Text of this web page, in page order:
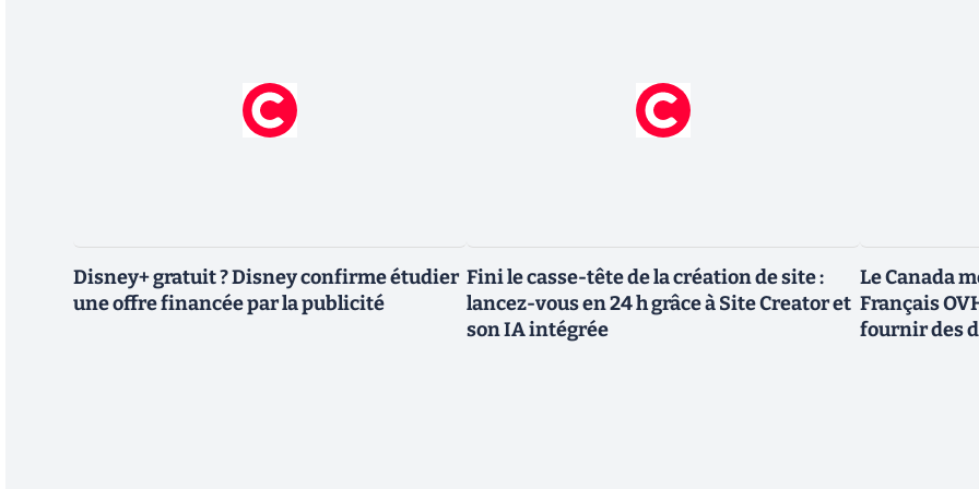
Disney+ gratuit ? Disney confirme étudier
une offre financée par la publicité
Fini le casse-tête de la création de site :
lancez-vous en 24 h grâce à Site Creator et
son IA intégrée
Le Canada
Français
fournir des